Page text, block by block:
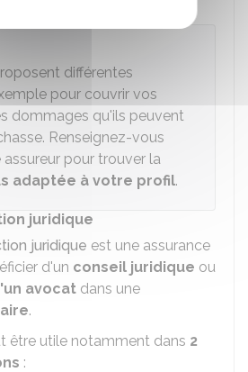
différentes
pour couvrir vos
dommages qu'ils peuvent
Renseignez-vous
pour trouver la
adaptée à votre profil.
juridique
juridique est une assurance
d'un conseil juridique ou
avocat dans une
.
être utile notamment dans 2
: